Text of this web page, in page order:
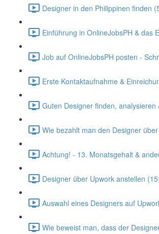
Designer in den Philippinen finden
Einführung in OnlineJobsPH & das
Job auf OnlineJobsPH posten -
Erste Kontaktaufnahme &
Guten Designer finden, analysieren
Wie bezahlt man den Designer
Achtung! - 13. Monatsgehalt &
Designer über Upwork anstellen
Auswahl eines Designers auf
Wie beweist man, dass der